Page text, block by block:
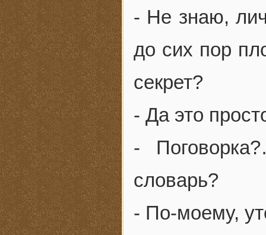
- Не знаю,
до сих пор
секрет?
- Да это
-
словарь?
- По-моему,